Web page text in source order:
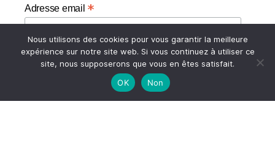
Adresse email *
Votre adresse email
Nous utilisons des cookies pour vous garantir la meilleure
expérience sur notre site web. Si vous continuez à utiliser ce
site, nous supposerons que vous en êtes satisfait.
OK
Non